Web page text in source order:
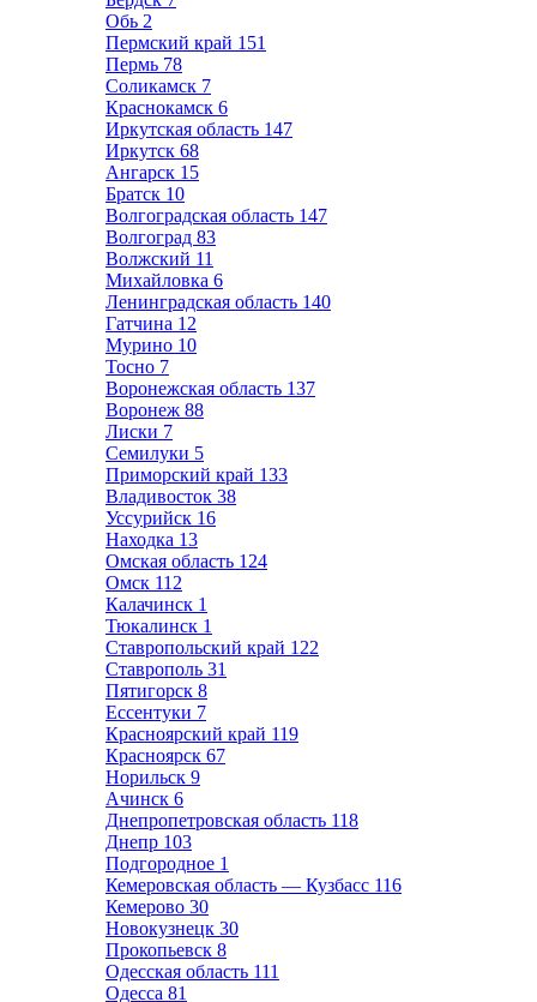
Обь 2
Пермский край 151
Пермь 78
Соликамск 7
Краснокамск 6
Иркутская область 147
Иркутск 68
Ангарск 15
Братск 10
Волгоградская область 147
Волгоград 83
Волжский 11
Михайловка 6
Ленинградская область 140
Гатчина 12
Мурино 10
Тосно 7
Воронежская область 137
Воронеж 88
Лиски 7
Семилуки 5
Приморский край 133
Владивосток 38
Уссурийск 16
Находка 13
Омская область 124
Омск 112
Калачинск 1
Тюкалинск 1
Ставропольский край 122
Ставрополь 31
Пятигорск 8
Ессентуки 7
Красноярский край 119
Красноярск 67
Норильск 9
Ачинск 6
Днепропетровская область 118
Днепр 103
Подгородное 1
Кемеровская область — Кузбасс 116
Кемерово 30
Новокузнецк 30
Прокопьевск 8
Одесская область 111
Одесса 81